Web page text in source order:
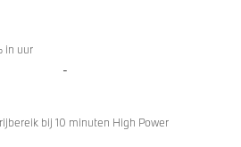
in uur
-
bij 10 minuten High Power